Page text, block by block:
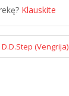
Klauskite
D.D.Step (Vengrija)